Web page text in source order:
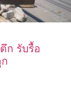
ก รับรื้อ